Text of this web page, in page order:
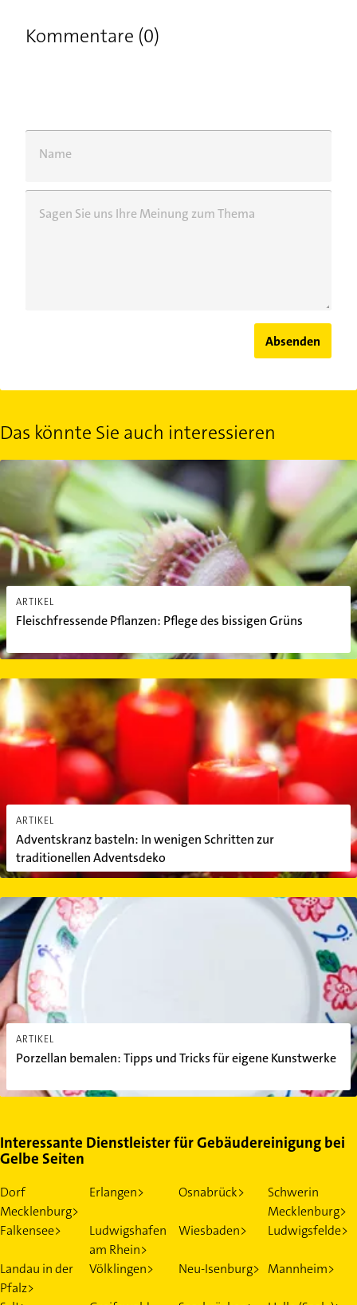
Kommentare (0)
Name
Sagen Sie uns Ihre Meinung zum Thema
Absenden
Das könnte Sie auch interessieren
ARTIKEL
Fleischfressende Pflanzen: Pflege des bissigen Grüns
Fleischfressende Pflanzen: Pflege des bissigen Grüns
ARTIKEL
Adventskranz basteln: In wenigen Schritten zur
traditionellen Adventsdeko
Adventskranz basteln: In wenigen Schritten zur traditionellen
ARTIKEL
Porzellan bemalen: Tipps und Tricks für eigene Kunstwerke
Porzellan bemalen: Tipps und Tricks für eigene Kunstwerke
Interessante Dienstleister für Gebäudereinigung bei
Gelbe Seiten
Dorf
Mecklenburg>
Erlangen> Osnabrück>
Schwerin
Mecklenburg>
Falkensee>
Ludwigshafen
am Rhein>
Wiesbaden> Ludwigsfelde>
Landau in der
Pfalz>
Völklingen> Neu-Isenburg> Mannheim>